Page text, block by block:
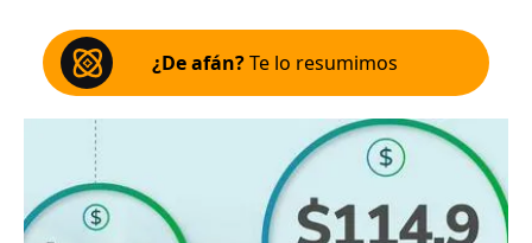
¿De afán?Te lo resumimos